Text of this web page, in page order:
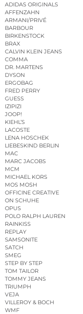
ADIDAS ORIGINALS
AFFENZAHN
ARMANI/PRIVÉ
BARBOUR
BIRKENSTOCK
BRAX
CALVIN KLEIN JEANS
COMMA
DR. MARTENS
DYSON
ERGOBAG
FRED PERRY
GUESS
IZIPIZI
JOOP!
KIEHL’S
LACOSTE
LENA HOSCHEK
LIEBESKIND BERLIN
MAC
MARC JACOBS
MCM
MICHAEL KORS
MOS MOSH
OFFICINE CREATIVE
ON SCHUHE
OPUS
POLO RALPH LAUREN
RAINKISS
REPLAY
SAMSONITE
SATCH
SMEG
STEP BY STEP
TOM TAILOR
TOMMY JEANS
TRIUMPH
VEJA
VILLEROY & BOCH
WMF